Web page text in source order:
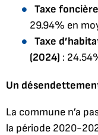
Taxe
29.94% en
Taxe
(2024) :
Un
La commune n’a
la période 2020-